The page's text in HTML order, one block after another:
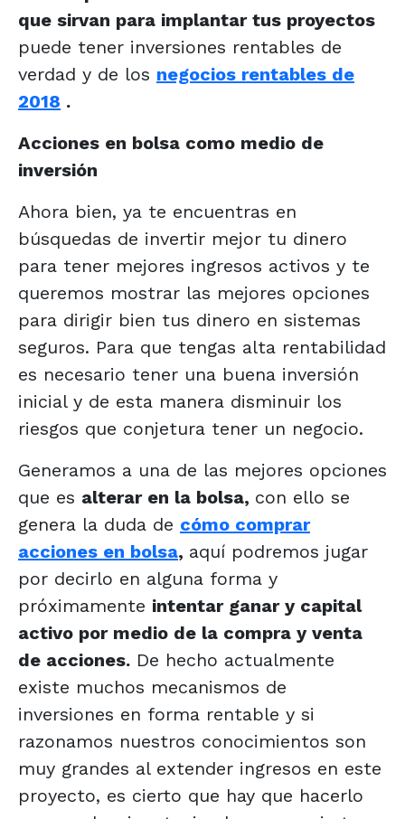
que sirvan para implantar tus proyectos
puede tener inversiones rentables de
verdad y de los negocios rentables de
2018 .
Acciones en bolsa como medio de
inversión
Ahora bien, ya te encuentras en
búsquedas de invertir mejor tu dinero
para tener mejores ingresos activos y te
queremos mostrar las mejores opciones
para dirigir bien tus dinero en sistemas
seguros. Para que tengas alta rentabilidad
es necesario tener una buena inversión
inicial y de esta manera disminuir los
riesgos que conjetura tener un negocio.
Generamos a una de las mejores opciones
que es alterar en la bolsa, con ello se
genera la duda de cómo comprar
acciones en bolsa, aquí podremos jugar
por decirlo en alguna forma y
próximamente intentar ganar y capital
activo por medio de la compra y venta
de acciones. De hecho actualmente
existe muchos mecanismos de
inversiones en forma rentable y si
razonamos nuestros conocimientos son
muy grandes al extender ingresos en este
proyecto, es cierto que hay que hacerlo